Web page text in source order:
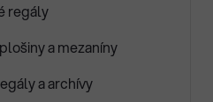
regály
a mezaníny
a archívy